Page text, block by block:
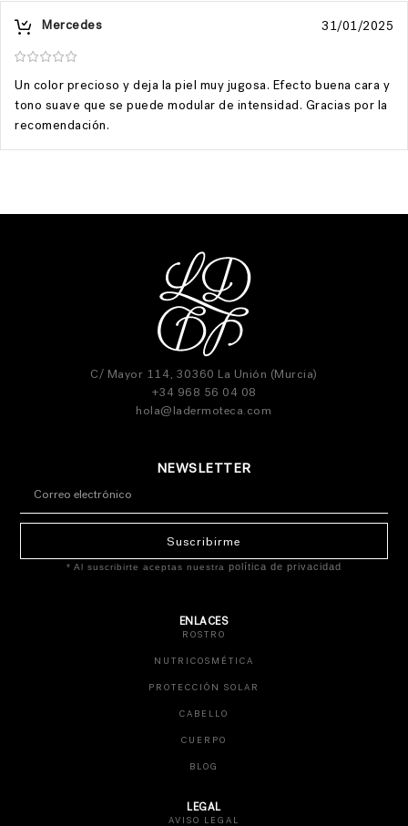
Mercedes 31/01/2025
Un color precioso y deja la piel muy jugosa. Efecto buena cara y
tono suave que se puede modular de intensidad. Gracias por la
recomendación.
C/ Mayor 114, 30360 La Unión (Murcia)
+34 968 56 04 08
hola@ladermoteca.com
NEWSLETTER
Suscribirme
* Al suscribirte aceptas nuestra política de privacidad
ENLACES
ROSTRO
NUTRICOSMÉTICA
PROTECCIÓN SOLAR
CABELLO
CUERPO
BLOG
LEGAL
AVISO LEGAL